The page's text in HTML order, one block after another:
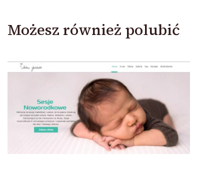
Możesz również polubić